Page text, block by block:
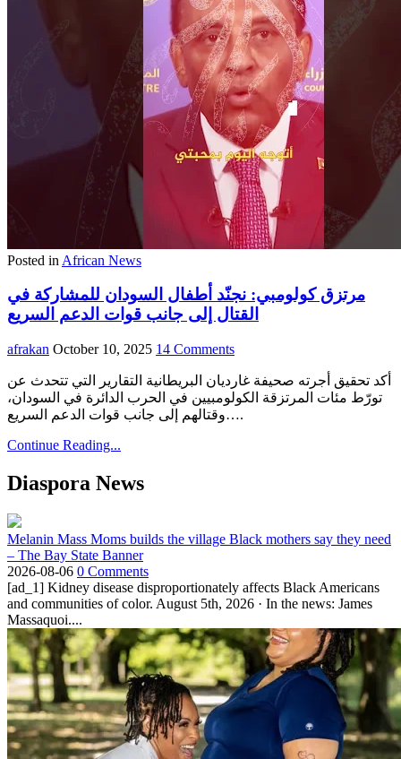
Posted in African News
مرتزق كولومبي: نجنّد أطفال السودان للمشاركة في
القتال إلى جانب قوات الدعم السريع
afrakan October 10, 2025 14 Comments
أكد تحقيق أجرته صحيفة غارديان البريطانية التقارير التي تتحدث عن
تورّط مئات المرتزقة الكولومبيين في الحرب الدائرة في السودان،
وقتالهم إلى جانب قوات الدعم السريع….
Continue Reading...
Diaspora News
Melanin Mass Moms builds the village Black mothers say they need
– The Bay State Banner
2026-08-06 0 Comments
[ad_1] Kidney disease disproportionately affects Black Americans
and communities of color. August 5th, 2026 · In the news: James
Massaquoi....